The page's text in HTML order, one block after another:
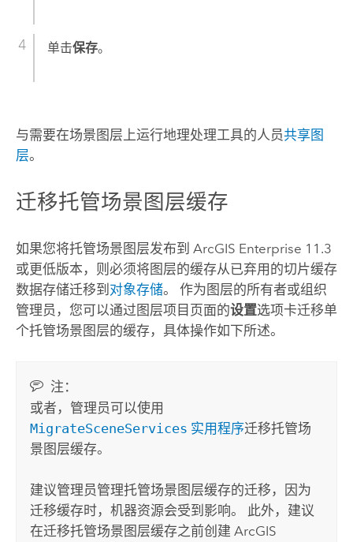
单击保存。
与需要在场景图层上运行地理处理工具的人员共享图
层。
迁移托管场景图层缓存
如果您将托管场景图层发布到 ArcGIS Enterprise 11.3
或更低版本，则必须将图层的缓存从已弃用的切片缓存
数据存储迁移到 对象存储。 作为图层的所有者或组织
管理员，您可以通过图层项目页面的设置选项卡迁移单
个托管场景图层的缓存，具体操作如下所述。
注：
或者，管理员可以使用
MigrateSceneServices 实用程序迁移托管场
景图层缓存。
建议管理员管理托管场景图层缓存的迁移，因为
迁移缓存时，机器资源会受到影响。 此外，建议
在迁移托管场景图层缓存之前创建ArcGIS